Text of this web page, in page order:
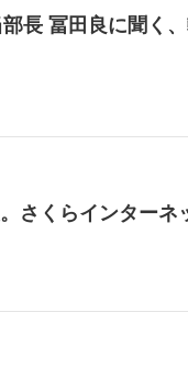
長 冨田良に聞く
さくらインターネ